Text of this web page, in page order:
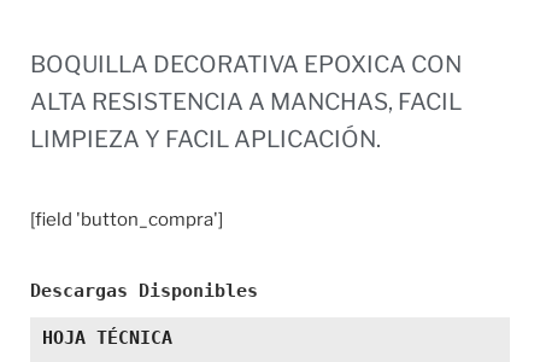
BOQUILLA DECORATIVA EPOXICA CON
ALTA RESISTENCIA A MANCHAS, FACIL
LIMPIEZA Y FACIL APLICACIÓN.
[field 'button_compra']
Descargas Disponibles
HOJA TÉCNICA